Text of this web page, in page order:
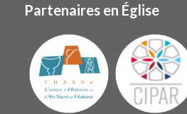
Partenaires en Église